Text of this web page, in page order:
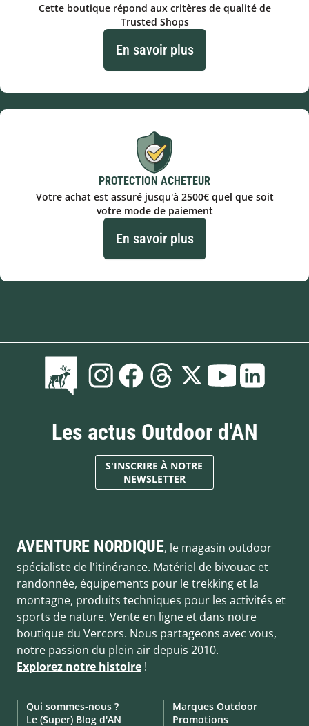
Cette boutique répond aux critères de qualité de
Trusted Shops
En savoir plus
PROTECTION ACHETEUR
Votre achat est assuré jusqu'à 2500€ quel que soit
votre mode de paiement
En savoir plus
Les actus Outdoor d'AN
S'INSCRIRE À NOTRE
NEWSLETTER
AVENTURE NORDIQUE, le magasin outdoor
spécialiste de l'itinérance. Matériel de bivouac et
randonnée, équipements pour le trekking et la
montagne, produits techniques pour les activités et
sports de nature. Vente en ligne et dans notre
boutique du Vercors. Nous partageons avec vous,
notre passion du plein air depuis 2010.
Explorez notre histoire !
Qui sommes-nous ?
Le (Super) Blog d'AN
Marques Outdoor
Promotions